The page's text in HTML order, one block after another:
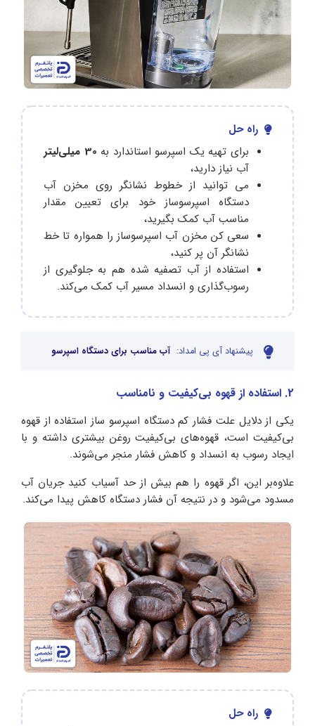
راه حل
برای تهیه یک اسپرسو استاندارد به 30 میلی‌لیتر
آب نیاز دارید،
می توانید از خطوط نشانگر روی مخزن آب
دستگاه اسپرسوساز خود برای تعیین مقدار
مناسب آب کمک بگیرید،
سعی کن مخزن آب اسپرسوساز را همواره تا خط
نشانگر آن پر کنید،
استفاده از آب تصفیه شده هم به جلوگیری از
رسوب‌گذاری و انسداد مسیر آب کمک می‌کند.
پیشنهاد آی پی امداد: آب مناسب برای دستگاه اسپرسو
2. استفاده از قهوه بی‌کیفیت و نامناسب
یکی از دلایل علت فشار کم دستگاه اسپرسو ساز استفاده از قهوه
بی‌کیفیت است، قهوه‌های بی‌کیفیت روغن بیشتری داشته و با
ایجاد رسوب به انسداد و کاهش فشار منجر می‌شوند.
علاوه‌بر این، اگر قهوه را هم بیش از حد آسیاب کنید جریان آب
مسدود می‌شود و در نتیجه آن فشار دستگاه کاهش پیدا می‌کند.
راه حل